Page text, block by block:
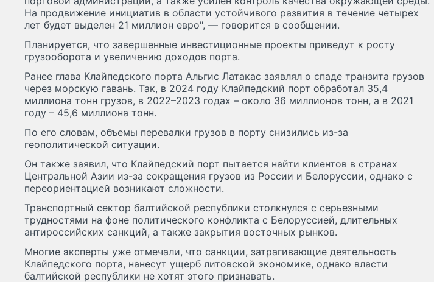
На продвижение инициатив в области устойчивого развития в течение четырех
лет будет выделен 21 миллион евро", — говорится в сообщении.
Планируется, что завершенные инвестиционные проекты приведут к росту
грузооборота и увеличению доходов порта.
Ранее глава Клайпедского порта Альгис Латакас заявлял о спаде транзита грузов
через морскую гавань. Так, в 2024 году Клайпедский порт обработал 35,4
миллиона тонн грузов, в 2022–2023 годах – около 36 миллионов тонн, а в 2021
году – 45,6 миллиона тонн.
По его словам, объемы перевалки грузов в порту снизились из-за
геополитической ситуации.
Он также заявил, что Клайпедский порт пытается найти клиентов в странах
Центральной Азии из-за сокращения грузов из России и Белоруссии, однако с
переориентацией возникают сложности.
Транспортный сектор балтийской республики столкнулся с серьезными
трудностями на фоне политического конфликта с Белоруссией, длительных
антироссийских санкций, а также закрытия восточных рынков.
Многие эксперты уже отмечали, что санкции, затрагивающие деятельность
Клайпедского порта, нанесут ущерб литовской экономике, однако власти
балтийской республики не хотят этого признавать.